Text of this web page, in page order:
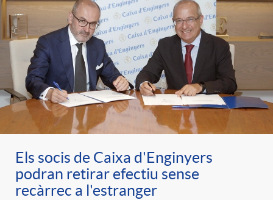
Els socis de Caixa d'Enginyers
podran retirar efectiu sense
recàrrec a l'estranger